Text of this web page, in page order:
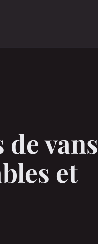
vans
et